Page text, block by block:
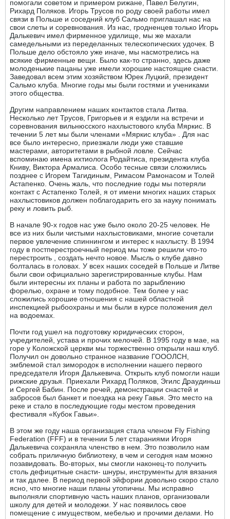
помогали советом и примером рижане, Павел Белугин,
Рихард Поляков. Игорь Трусов по роду своей работы имел
связи в Польше и соседний клуб Сальмо приглашал нас на
свои слеты и соревнования. Из нас, гродненцев только Игорь
Далькевич имел фирменное удилище, мы же махали
самедельными из переделанных телескопических удочек. В
Польше дело обстояло уже иначе, мы насмотрелись на
всякие фирменные вещи. Было как-то странно, здесь даже
молоденькие пацаны уже имели хорошие настоящие снасти.
Заведовал всем этим хозяйством Юрек Луцкий, президент
Сальмо клуба. Многие годы мы были гостями и учениками
этого общества.
Другим направлением наших контактов стала Литва.
Несколько лет Трусов, Григорьев и я ездили на встречи и
соревнования вильнюсского нахлыстового клуба Мяркис. В
течении 5 лет мы были членами «Мяркис клуба» . Для нас
все было интересно, приезжали люди уже ставшие
мастерами, авторитетами в рыбной ловле. Сейчас
вспоминаю имена ихтиолога Родайтиса, президента клуба
Книву, Виктора Армалиса. Особо тесные связи сложились
позднее с Игорем Тагидиным, Римасом Рамонасом и Толей
Астапенко. Очень жаль, что последние годы мы потеряли
контакт с Астапенко Толей, я от имени многих наших старых
нахлыстовиков должен поблагодарить его за науку понимать
реку и ловить рыб.
В начале 90-х годов нас уже было около 20-25 человек. Не
все из них были чистыми нахлыстовиками, многие сочетали
первое увлечение спиннингом и интерес к нахлысту. В 1994
году в постперестроечный период мы тоже решили что-то
перестроить , создать нечто новое. Мысль о клубе давно
болталась в головах. У всех наших соседей в Польше и Литве
были свои официально зарегистрированные клубы. Нам
были интересны их планы и работа по зарыблению
форелью, охране и тому подобное. Тем более у нас
сложились хорошие отношения с нашей областной
инспекцией рыбоохраны и мы были в курсе положения дел
на водоемах.
Почти год ушел на подготовку юридических сторон,
учредителей, устава и прочих мелочей. В 1995 году в мае, на
горе у Коложской церкви мы торжественно открыли наш клуб.
Получил он довольно странное название ГОООЛСН,
эмблемой стал зимородок в исполнении нашего первого
председателя Игоря Далькевича. Открыть клуб помогли наши
рижские друзья. Приехали Рихард Поляков, Эгилс Драудиньш
и Сергей Бабин. После речей, демонстрации снастей и
забросов был банкет и поездка на реку Гавья. Это место на
реке и стало в последующие годы местом проведения
фестиваля «Кубок Гавьи».
В этом же году наша организация стала членом Fly Fishing
Federation (FFF) и в течении 5 лет стараниями Игоря
Далькевича сохраняла членство в нем. Это позволило нам
собрать приличную библиотеку, в чем и сегодня нам можно
позавидовать. Во-вторых, мы смогли наконец-то получить
столь дефицитные снасти- шнуры, инструменты для вязания
и так далее. В период первой эйфории довольно скоро стало
ясно, что многие наши планы утопичны. Мы исправно
выполняли спортивную часть наших планов, организовали
школу для детей и молодежи. У нас появилось свое
помещение с имуществом, мебелью и прочими делами. Но